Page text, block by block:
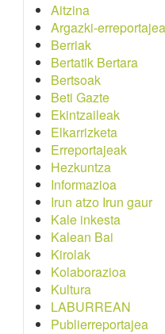
Aitzina
Argazki-erreportajea
Berriak
Bertatik Bertara
Bertsoak
Beti Gazte
Ekintzaileak
Elkarrizketa
Erreportajeak
Hezkuntza
Informazioa
Irun atzo Irun gaur
Kale inkesta
Kalean Bai
Kirolak
Kolaborazioa
Kultura
LABURREAN
Publierreportajea